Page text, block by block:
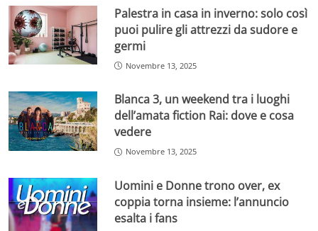
Palestra in casa in inverno: solo così
puoi pulire gli attrezzi da sudore e
germi
Novembre 13, 2025
Blanca 3, un weekend tra i luoghi
dell’amata fiction Rai: dove e cosa
vedere
Novembre 13, 2025
Uomini e Donne trono over, ex
coppia torna insieme: l’annuncio
esalta i fans